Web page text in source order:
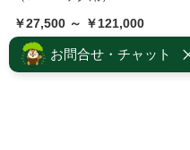
￥27,500 ～ ￥121,000
お問合せ・チャット